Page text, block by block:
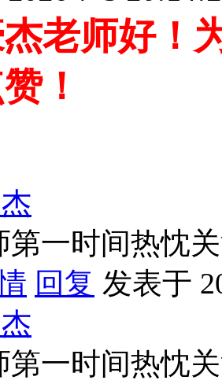
老师好！
！
第一时间热忱
回复 发表于
第一时间热忱